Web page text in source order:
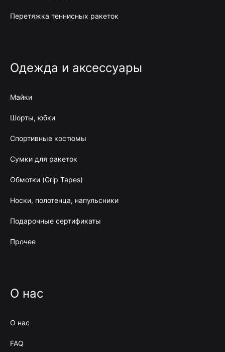
Перетяжка теннисных ракеток
Одежда и аксессуары
Майки
Шорты, юбки
Спортивные костюмы
Сумки для ракеток
Обмотки (Grip Tapes)
Носки, полотенца, напульсники
Подарочные сертификаты
Прочее
О нас
О нас
FAQ